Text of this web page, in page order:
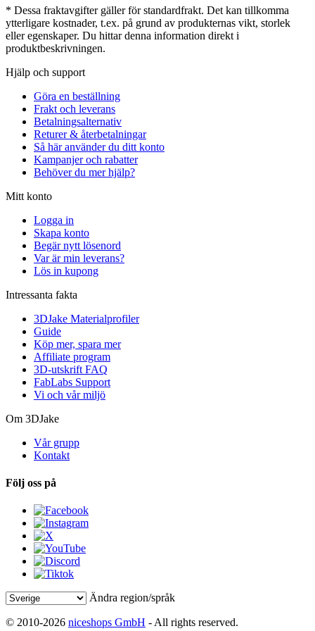
* Dessa fraktavgifter gäller för standardfrakt. Det kan tillkomma
ytterligare kostnader, t.ex. på grund av produkternas vikt, storlek
eller egenskaper. Du hittar denna information direkt i
produktbeskrivningen.
Hjälp och support
Göra en beställning
Frakt och leverans
Betalningsalternativ
Returer & återbetalningar
Så här använder du ditt konto
Kampanjer och rabatter
Behöver du mer hjälp?
Mitt konto
Logga in
Skapa konto
Begär nytt lösenord
Var är min leverans?
Lös in kupong
Intressanta fakta
3DJake Materialprofiler
Guide
Köp mer, spara mer
Affiliate program
3D-utskrift FAQ
FabLabs Support
Vi och vår miljö
Om 3DJake
Vår grupp
Kontakt
Följ oss på
Ändra region/språk
© 2010-2026 niceshops GmbH - All rights reserved.